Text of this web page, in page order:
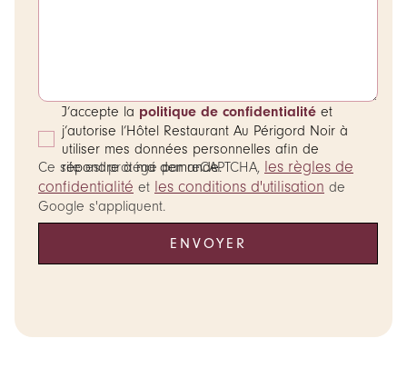
J’accepte la politique de confidentialité et
j’autorise l’Hôtel Restaurant Au Périgord Noir à
utiliser mes données personnelles afin de
répondre à ma demande.
Ce site est protégé par reCAPTCHA, les règles de
confidentialité et les conditions d'utilisation de
Google s'appliquent.